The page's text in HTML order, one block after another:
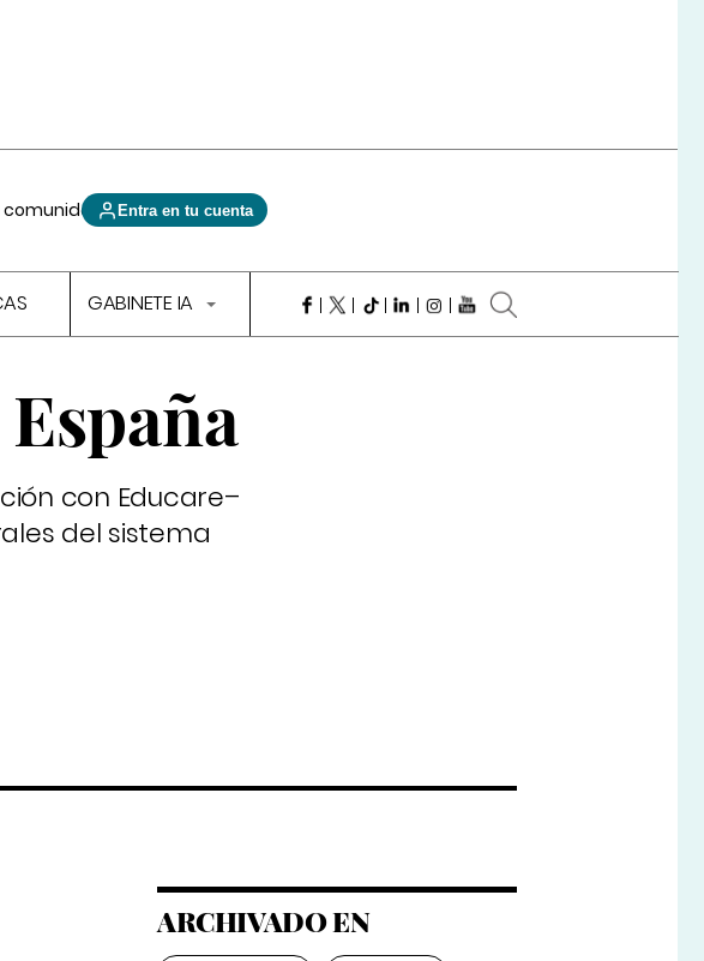
comunidad Entra en tu cuenta
GABINETE IA
con Educare–
del sistema
ARCHIVADO EN